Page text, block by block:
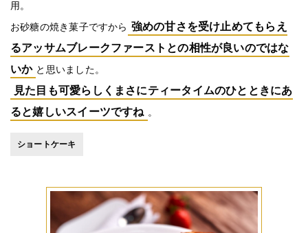
用。
お砂糖の焼き菓子ですから 強めの甘さを受け止めてもらえ
るアッサムブレークファーストとの相性が良いのではな
いか と思いました。
見た目も可愛らしくまさにティータイムのひとときにあ
ると嬉しいスイーツですね 。
ショートケーキ